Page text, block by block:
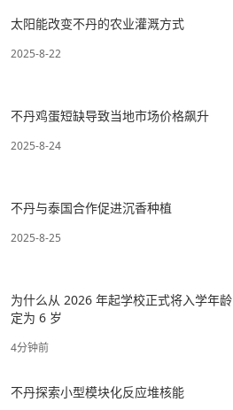
太阳能改变不丹的农业灌溉方式
2025-8-22
不丹鸡蛋短缺导致当地市场价格飙升
2025-8-24
不丹与泰国合作促进沉香种植
2025-8-25
为什么从 2026 年起学校正式将入学年龄
定为 6 岁
4分钟前
不丹探索小型模块化反应堆核能